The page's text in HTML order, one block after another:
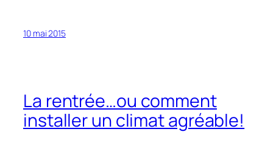
10 mai 2015
La rentrée…ou comment
installer un climat agréable!